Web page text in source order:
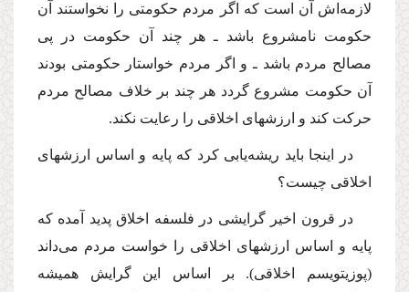
لازمه‌اش آن است كه اگر مردم حكومتى را نخواستند آن
حكومت نامشروع باشد ـ هر چند آن حكومت در پى
مصالح مردم باشد ـ و اگر مردم خواستار حكومتى بودند
آن حكومت مشروع گردد هر چند بر خلاف مصالح مردم
حركت كند و ارزشهاى اخلاقى را رعایت نكند.
در اینجا باید ریشه‌یابى كرد كه پایه و اساس ارزشهاى
اخلاقى چیست؟
در قرون اخیر گرایشى در فلسفه اخلاق پدید آمده كه
پایه و اساس ارزشهاى اخلاقى را خواست مردم مى‌داند
(پوزیتویسم اخلاقى). بر اساس این گرایش همیشه